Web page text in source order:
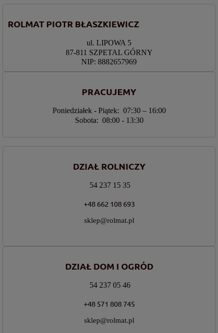
ROLMAT PIOTR BŁASZKIEWICZ
ul. LIPOWA 5
87-811 SZPETAL GÓRNY
NIP: 8882657969
PRACUJEMY
Poniedziałek - Piątek: 07:30 – 16:00
Sobota: 08:00 - 13:30
DZIAŁ ROLNICZY
54 237 15 35
+48 662 108 693
sklep@rolmat.pl
DZIAŁ DOM I OGRÓD
54 237 05 46
+48 571 808 745
sklep@rolmat.pl